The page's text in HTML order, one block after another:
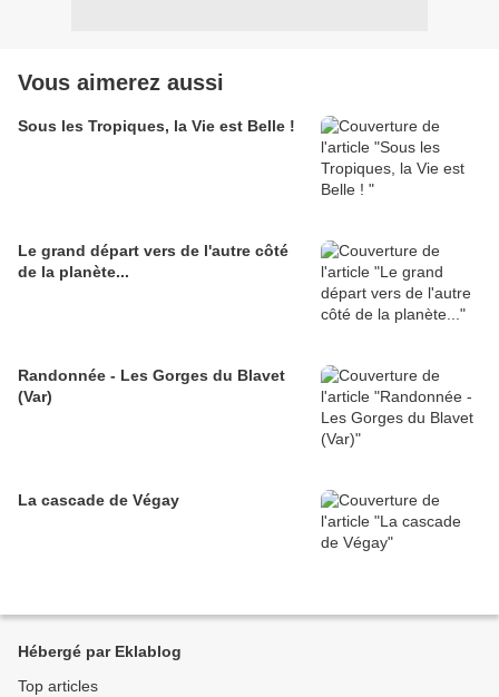
Vous aimerez aussi
Sous les Tropiques, la Vie est Belle !
Le grand départ vers de l'autre côté
de la planète...
Randonnée - Les Gorges du Blavet
(Var)
La cascade de Végay
Hébergé par Eklablog
Top articles